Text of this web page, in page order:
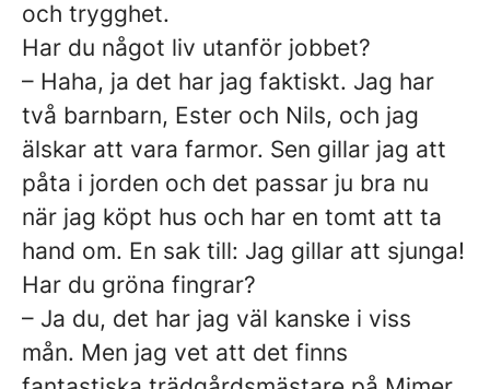
och trygghet.
Har du något liv utanför jobbet?
– Haha, ja det har jag faktiskt. Jag har
två barnbarn, Ester och Nils, och jag
älskar att vara farmor. Sen gillar jag att
påta i jorden och det passar ju bra nu
när jag köpt hus och har en tomt att ta
hand om. En sak till: Jag gillar att sjunga!
Har du gröna fingrar?
– Ja du, det har jag väl kanske i viss
mån. Men jag vet att det finns